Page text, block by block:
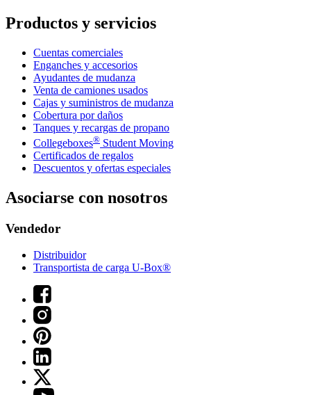
Productos y servicios
Cuentas comerciales
Enganches y accesorios
Ayudantes de mudanza
Venta de camiones usados
Cajas y suministros de mudanza
Cobertura por daños
Tanques y recargas de propano
Collegeboxes® Student Moving
Certificados de regalos
Descuentos y ofertas especiales
Asociarse con nosotros
Vendedor
Distribuidor
Transportista de carga U-Box®